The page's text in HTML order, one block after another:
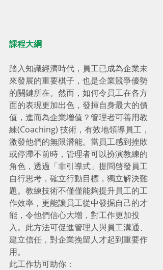
課程大綱
踏入知識經濟時代，員工已成為企業未
來發展的重要棋子，也是企業競爭優勢
的關鍵所在。然而，如何令員工在各方
面的表現更加出色，發揮自身最大的價
值，進而為企業增值？管理者可善用教
練(Coaching) 技術，有效地領導員工，
激發他們的無限潛能。當員工感到挫敗
或停滯不前時，管理者可以扮演教練的
角色，透過「非引導式」提問啓發員工
自行思考，確立行動目標，獨立解決難
題。教練技術不僅僅能夠提升員工的工
作效率，更能讓員工從中發掘自己的才
能，令他們信心大增，對工作更加投
入。此方法可促進管理人與員工溝通、
建立信任，對企業挽留人才起到重要作
用。
此工作坊可助你：